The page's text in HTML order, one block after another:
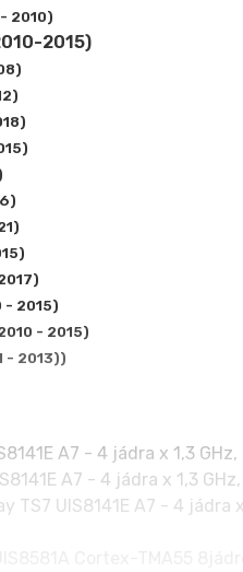
2010)
2015)
- 2015)
- 2015)
- 2013))
A7 - 4 jádra x 1,3
A7 - 4 jádra x 1,3
TS7 UIS8141E A7 - 4